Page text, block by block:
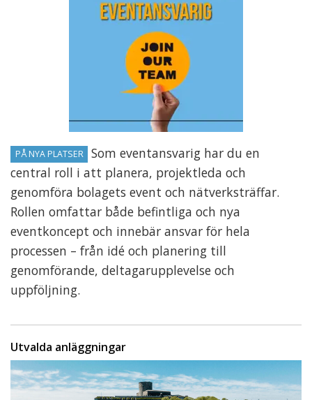
PÅ NYA PLATSER
Som eventansvarig har du en
central roll i att planera, projektleda och
genomföra bolagets event och nätverksträffar.
Rollen omfattar både befintliga och nya
eventkoncept och innebär ansvar för hela
processen – från idé och planering till
genomförande, deltagarupplevelse och
uppföljning.
Utvalda anläggningar